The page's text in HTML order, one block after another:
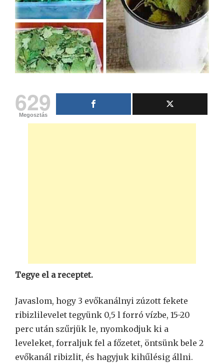
629
Megosztás
Tegye el a receptet.
Javaslom, hogy 3 evőkanálnyi zúzott fekete
ribizlilevelet tegyünk 0,5 l forró vízbe, 15-20
perc után szűrjük le, nyomkodjuk ki a
leveleket, forraljuk fel a főzetet, öntsünk bele 2
evőkanál ribizlit, és hagyjuk kihűlésig állni.